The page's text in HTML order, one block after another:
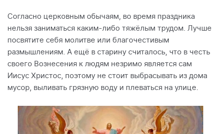
Согласно церковным обычаям, во время праздника
нельзя заниматься каким-либо тяжёлым трудом. Лучше
посвятите себя молитве или благочестивым
размышлениям. А ещё в старину считалось, что в честь
своего Вознесения к людям незримо является сам
Иисус Христос, поэтому не стоит выбрасывать из дома
мусор, выливать грязную воду и плеваться на улице.